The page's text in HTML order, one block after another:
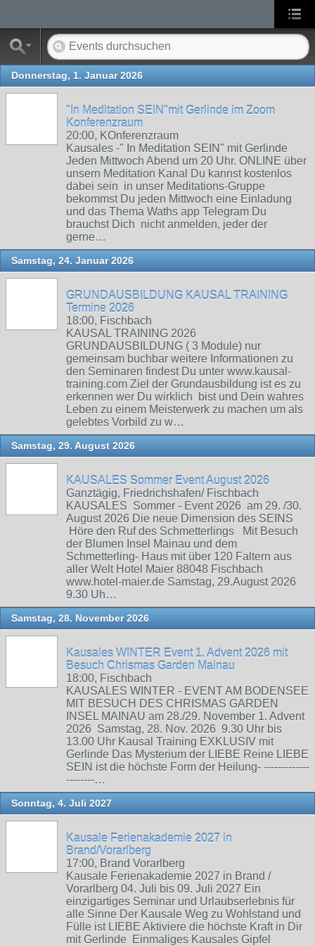
Donnerstag, 1. Januar 2026
"In Meditation SEIN"mit Gerlinde im Zoom
Konferenzraum
20:00, KOnferenzraum
Kausales -" In Meditation SEIN" mit Gerlinde
Jeden Mittwoch Abend um 20 Uhr. ONLINE über
unsern Meditation Kanal Du kannst kostenlos
dabei sein in unser Meditations-Gruppe
bekommst Du jeden Mittwoch eine Einladung
und das Thema Waths app Telegram Du
brauchst Dich nicht anmelden, jeder der
gerne…
Samstag, 24. Januar 2026
GRUNDAUSBILDUNG KAUSAL TRAINING
Termine 2026
18:00, Fischbach
KAUSAL TRAINING 2026
GRUNDAUSBILDUNG ( 3 Module) nur
gemeinsam buchbar weitere Informationen zu
den Seminaren findest Du unter www.kausal-
training.com Ziel der Grundausbildung ist es zu
erkennen wer Du wirklich bist und Dein wahres
Leben zu einem Meisterwerk zu machen um als
gelebtes Vorbild zu w…
Samstag, 29. August 2026
KAUSALES Sommer Event August 2026
Ganztägig, Friedrichshafen/ Fischbach
KAUSALES Sommer - Event 2026 am 29. /30.
August 2026 Die neue Dimension des SEINS
Höre den Ruf des Schmetterlings Mit Besuch
der Blumen Insel Mainau und dem
Schmetterling- Haus mit über 120 Faltern aus
aller Welt Hotel Maier 88048 Fischbach
www.hotel-maier.de Samstag, 29.August 2026
9.30 Uh…
Samstag, 28. November 2026
Kausales WINTER Event 1. Advent 2026 mit
Besuch Chrismas Garden Mainau
18:00, Fischbach
KAUSALES WINTER - EVENT AM BODENSEE
MIT BESUCH DES CHRISMAS GARDEN
INSEL MAINAU am 28./29. November 1. Advent
2026 Samstag, 28. Nov. 2026 9.30 Uhr bis
13.00 Uhr Kausal Training EXKLUSIV mit
Gerlinde Das Mysterium der LIEBE Reine LIEBE
SEIN ist die höchste Form der Heilung- -------------
--------…
Sonntag, 4. Juli 2027
Kausale Ferienakademie 2027 in
Brand/Vorarlberg
17:00, Brand Vorarlberg
Kausale Ferienakademie 2027 in Brand /
Vorarlberg 04. Juli bis 09. Juli 2027 Ein
einzigartiges Seminar und Urlaubserlebnis für
alle Sinne Der Kausale Weg zu Wohlstand und
Fülle ist LIEBE Aktiviere die höchste Kraft in Dir
mit Gerlinde Einmaliges Kausales Gipfel